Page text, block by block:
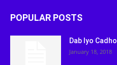
POPULAR POSTS
Dab Iyo Cadho
January 18, 2018